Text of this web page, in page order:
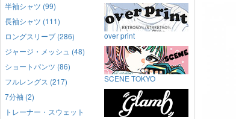
半袖シャツ (99)
長袖シャツ (111)
ロングスリーブ (286)
ジャージ・メッシュ (48)
ショートパンツ (86)
フルレングス (217)
7分袖 (2)
トレーナー・スウェット
over print
SCENE TOKYO